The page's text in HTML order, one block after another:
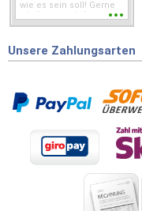
wie es sein soll! Gerne
wieder wenn ich was
Unsere Zahlungsarten